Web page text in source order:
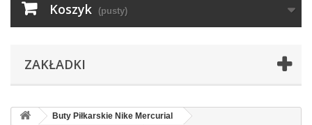
Koszyk (pusty)
ZAKŁADKI
Buty Piłkarskie Nike Mercurial